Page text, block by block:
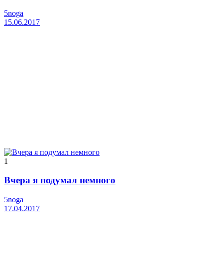
5noga
15.06.2017
1
Вчера я подумал немного
5noga
17.04.2017